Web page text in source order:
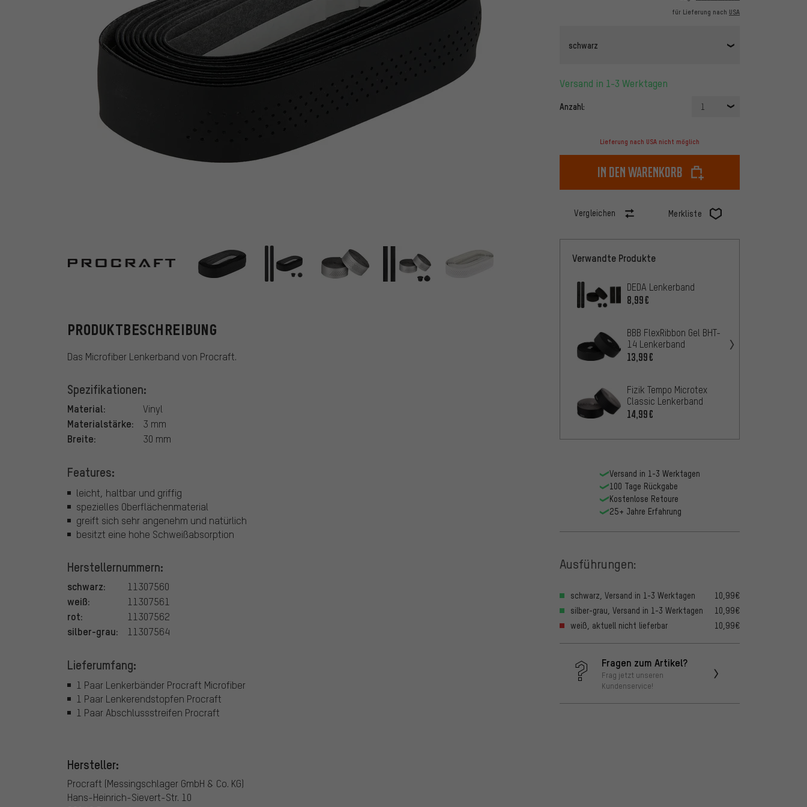
für Lieferung nach USA
schwarz
Versand in 1-3 Werktagen
Anzahl: 1
Lieferung nach USA nicht möglich
In den Warenkorb
Vergleichen Merkliste
Procraft
PRODUKTBESCHREIBUNG
Das Microfiber Lenkerband von Procraft.
Spezifikationen:
Material: Vinyl
Materialstärke: 3 mm
Breite: 30 mm
Features:
leicht, haltbar und griffig
spezielles Oberflächenmaterial
greift sich sehr angenehm und natürlich
besitzt eine hohe Schweißabsorption
Herstellernummern:
schwarz: 11307560
weiß: 11307561
rot: 11307562
silber-grau: 11307564
Lieferumfang:
1 Paar Lenkerbänder Procraft Microfiber
1 Paar Lenkerendstopfen Procraft
1 Paar Abschlussstreifen Procraft
Hersteller:
Procraft (Messingschlager GmbH & Co. KG)
Hans-Heinrich-Sievert-Str. 10
Verwandte Produkte
DEDA Lenkerband
8,99€
BBB FlexRibbon Gel BHT-
14 Lenkerband
13,99€
Fizik Tempo Microtex
Classic Lenkerband
14,99€
Versand in 1-3 Werktagen
100 Tage Rückgabe
Kostenlose Retoure
25+ Jahre Erfahrung
Ausführungen:
schwarz, Versand in 1-3 Werktagen
10,99€
silber-grau, Versand in 1-3 Werktagen
10,99€
weiß, aktuell nicht lieferbar
10,99€
Fragen zum Artikel?
Frag jetzt unseren
Kundenservice!